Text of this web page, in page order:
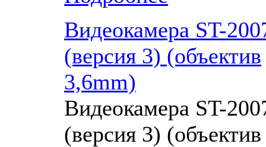
Видеокамера ST-
(версия 3) (объектив
3,6mm)
Видеокамера ST-
(версия 3) (объектив